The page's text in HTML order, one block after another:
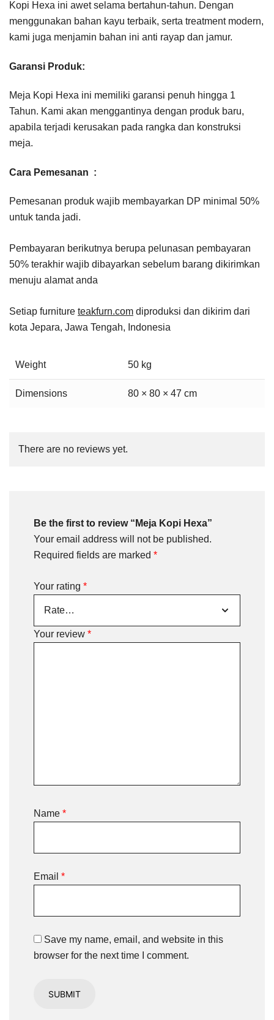
Kopi Hexa ini awet selama bertahun-tahun. Dengan
menggunakan bahan kayu terbaik, serta treatment modern,
kami juga menjamin bahan ini anti rayap dan jamur.
Garansi Produk:
Meja Kopi Hexa ini memiliki garansi penuh hingga 1
Tahun. Kami akan menggantinya dengan produk baru,
apabila terjadi kerusakan pada rangka dan konstruksi
meja.
Cara Pemesanan :
Pemesanan produk wajib membayarkan DP minimal 50%
untuk tanda jadi.
Pembayaran berikutnya berupa pelunasan pembayaran
50% terakhir wajib dibayarkan sebelum barang dikirimkan
menuju alamat anda
Setiap furniture teakfurn.com diproduksi dan dikirim dari
kota Jepara, Jawa Tengah, Indonesia
Weight 50 kg
Dimensions 80 × 80 × 47 cm
There are no reviews yet.
Be the first to review “Meja Kopi Hexa”
Your email address will not be published.
Required fields are marked *
Your rating *
Your review *
Name *
Email *
Save my name, email, and website in this
browser for the next time I comment.